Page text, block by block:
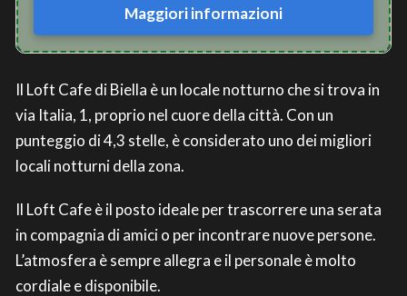
Maggiori informazioni
Il Loft Cafe di Biella è un locale notturno che si trova in
via Italia, 1, proprio nel cuore della città. Con un
punteggio di 4,3 stelle, è considerato uno dei migliori
locali notturni della zona.
Il Loft Cafe è il posto ideale per trascorrere una serata
in compagnia di amici o per incontrare nuove persone.
L’atmosfera è sempre allegra e il personale è molto
cordiale e disponibile.